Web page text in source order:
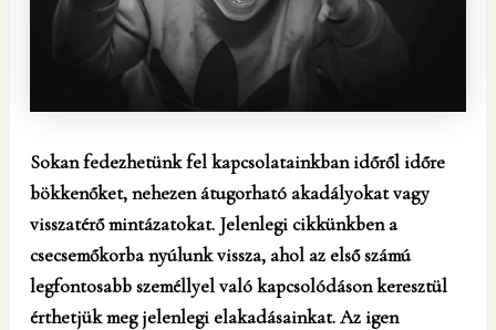
Sokan fedezhetünk fel kapcsolatainkban időről időre
bökkenőket, nehezen átugorható akadályokat vagy
visszatérő mintázatokat. Jelenlegi cikkünkben a
csecsemőkorba nyúlunk vissza, ahol az első számú
legfontosabb személlyel való kapcsolódáson keresztül
érthetjük meg jelenlegi elakadásainkat. Az igen